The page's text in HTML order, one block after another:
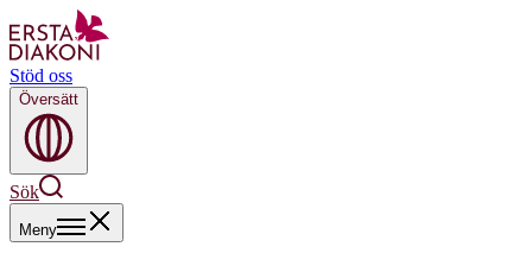
Stöd oss
Översätt
Sök
Meny